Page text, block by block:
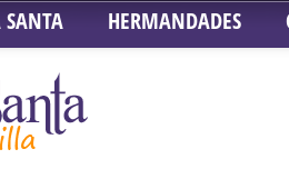
HERMANDADES